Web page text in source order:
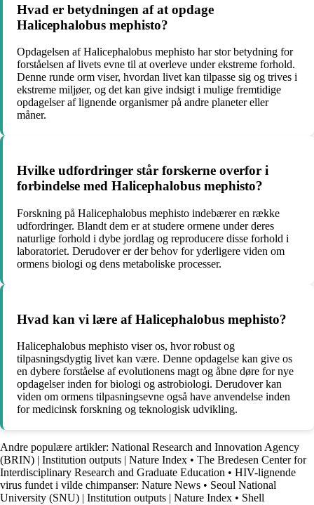
Hvad er betydningen af ​​at opdage
Halicephalobus mephisto?
Opdagelsen af ​​Halicephalobus mephisto har stor betydning for
forståelsen af ​​livets evne til at overleve under ekstreme forhold.
Denne runde orm viser, hvordan livet kan tilpasse sig og trives i
ekstreme miljøer, og det kan give indsigt i mulige fremtidige
opdagelser af lignende organismer på andre planeter eller
måner.
Hvilke udfordringer står forskerne overfor i
forbindelse med Halicephalobus mephisto?
Forskning på Halicephalobus mephisto indebærer en række
udfordringer. Blandt dem er at studere ormene under deres
naturlige forhold i dybe jordlag og reproducere disse forhold i
laboratoriet. Derudover er der behov for yderligere viden om
ormens biologi og dens metaboliske processer.
Hvad kan vi lære af Halicephalobus mephisto?
Halicephalobus mephisto viser os, hvor robust og
tilpasningsdygtig livet kan være. Denne opdagelse kan give os
en dybere forståelse af evolutionens magt og åbne døre for nye
opdagelser inden for biologi og astrobiologi. Derudover kan
viden om ormens tilpasningsevne også have anvendelse inden
for medicinsk forskning og teknologisk udvikling.
Andre populære artikler: National Research and Innovation Agency
(BRIN) | Institution outputs | Nature Index • The Bredesen Center for
Interdisciplinary Research and Graduate Education • HIV-lignende
virus fundet i vilde chimpanser: Nature News • Seoul National
University (SNU) | Institution outputs | Nature Index • Shell